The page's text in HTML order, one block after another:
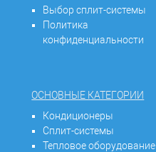
Выбор сплит-системы
Политика
конфиденциальности
ОСНОВНЫЕ КАТЕГОРИИ
Кондиционеры
Сплит-системы
Тепловое оборудование